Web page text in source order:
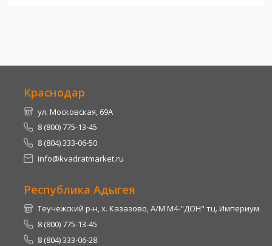
Краснодар
ул. Московская, 69А
8 (800) 775-13-45
8 (804) 333-06-50
info@kvadratmarket.ru
Республика Адыгея
Теучежский р-н, х. Казазово, А/М М4-"ДОН" тц. Империум
8 (800) 775-13-45
8 (804) 333-06-28